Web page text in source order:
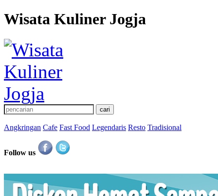
Wisata Kuliner Jogja
Angkringan Cafe Fast Food Legendaris Resto Tradisional
Follow us